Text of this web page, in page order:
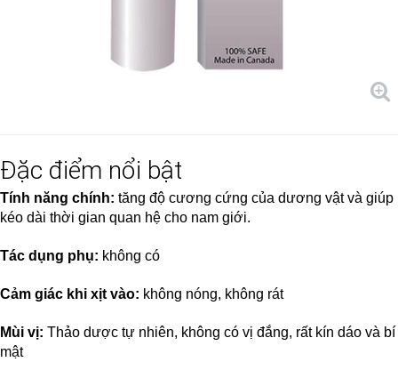
Đặc điểm nổi bật
Tính năng chính: tăng độ cương cứng của dương vật và giúp
kéo dài thời gian quan hệ cho nam giới.
Tác dụng phụ: không có
Cảm giác khi xịt vào: không nóng, không rát
Mùi vị: Thảo dược tự nhiên, không có vị đắng, rất kín dáo và bí
mật